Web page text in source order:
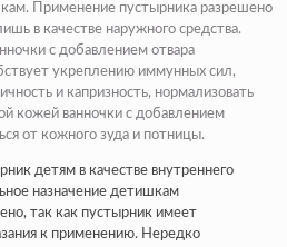
Применение пустырника разрешено
в качестве наружного средства.
с добавлением отвара
укреплению иммунных сил,
и капризность, нормализовать
кожей ванночки с добавлением
от кожного зуда и потницы.
детям в качестве внутреннего
назначение детишкам
так как пустырник имеет
к применению. Нередко